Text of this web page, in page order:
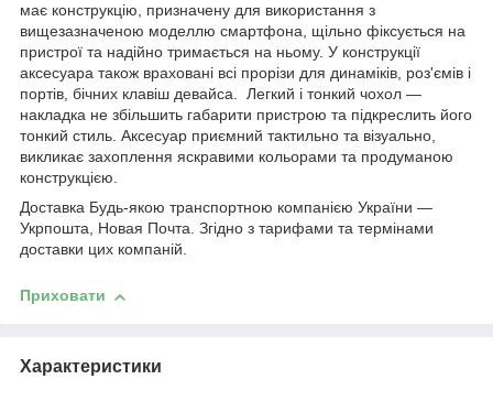
має конструкцію, призначену для використання з
вищезазначеною моделлю смартфона, щільно фіксується на
пристрої та надійно тримається на ньому. У конструкції
аксесуара також враховані всі прорізи для динаміків, роз'ємів і
портів, бічних клавіш девайса. Легкий і тонкий чохол —
накладка не збільшить габарити пристрою та підкреслить його
тонкий стиль. Аксесуар приємний тактильно та візуально,
викликає захоплення яскравими кольорами та продуманою
конструкцією.
Доставка Будь-якою транспортною компанією України —
Укрпошта, Новая Почта. Згідно з тарифами та термінами
доставки цих компаній.
Приховати
Характеристики